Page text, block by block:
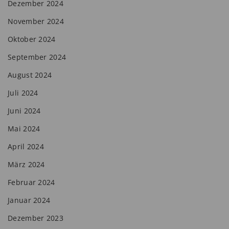
Dezember 2024
November 2024
Oktober 2024
September 2024
August 2024
Juli 2024
Juni 2024
Mai 2024
April 2024
März 2024
Februar 2024
Januar 2024
Dezember 2023